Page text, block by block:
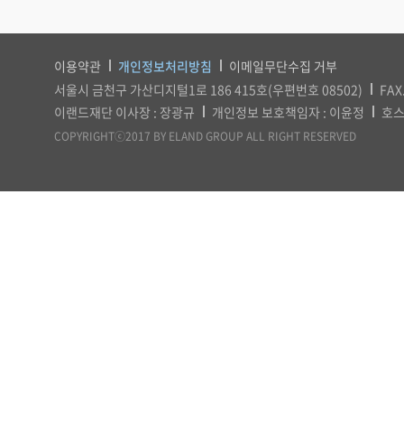
이용약관 개인정보처리방침
이메일무단수집 거부
서울시 금천구 가산디지털1로 186 415호(우편번호 08502)
이랜드재단 이사장 : 장광규
개인정보 보호책임자 : 이윤정 호
COPYRIGHTⓒ2017 BY ELAND GROUP ALL RIGHT RESERVED